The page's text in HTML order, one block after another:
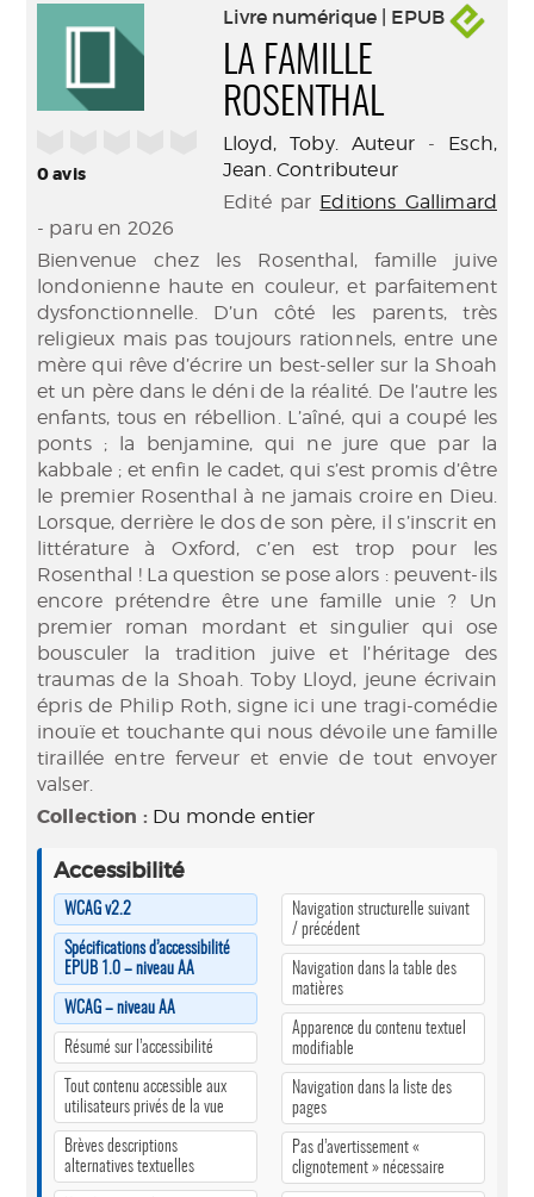
0avis
Livre numérique | EPUB
LA FAMILLE
ROSENTHAL
Lloyd, Toby. Auteur- Esch,
Jean. Contributeur
Edité par Editions Gallimard
- paru en 2026
Bienvenue chez les Rosenthal, famille juive
londonienne haute en couleur, et parfaitement
dysfonctionnelle. D’un côté les parents, très
religieux mais pas toujours rationnels, entre une
mère qui rêve d’écrire un best-seller sur la Shoah
et un père dans le déni de la réalité. De l’autre les
enfants, tous en rébellion. L’aîné, qui a coupé les
ponts ; la benjamine, qui ne jure que par la
kabbale ; et enfin le cadet, qui s’est promis d’être
le premier Rosenthal à ne jamais croire en Dieu.
Lorsque, derrière le dos de son père, il s’inscrit en
littérature à Oxford, c’en est trop pour les
Rosenthal ! La question se pose alors : peuvent-ils
encore prétendre être une famille unie ? Un
premier roman mordant et singulier qui ose
bousculer la tradition juive et l’héritage des
traumas de la Shoah. Toby Lloyd, jeune écrivain
épris de Philip Roth, signe ici une tragi-comédie
inouïe et touchante qui nous dévoile une famille
tiraillée entre ferveur et envie de tout envoyer
valser.
Collection : Du monde entier
Accessibilité
WCAG v2.2
Spécifications d’accessibilité
EPUB 1.0 – niveau AA
WCAG – niveau AA
Résumé sur l’accessibilité
Tout contenu accessible aux
utilisateurs privés de la vue
Brèves descriptions
alternatives textuelles
Navigation structurelle suivant
/ précédent
Navigation dans la table des
matières
Apparence du contenu textuel
modifiable
Navigation dans la liste des
pages
Pas d’avertissement «
clignotement » nécessaire